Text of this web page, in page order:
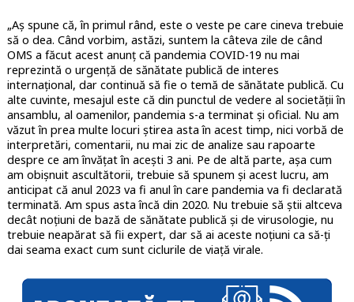
„Aș spune că, în primul rând, este o veste pe care cineva trebuie
să o dea. Când vorbim, astăzi, suntem la câteva zile de când
OMS a făcut acest anunț că pandemia COVID-19 nu mai
reprezintă o urgență de sănătate publică de interes
internațional, dar continuă să fie o temă de sănătate publică. Cu
alte cuvinte, mesajul este că din punctul de vedere al societății în
ansamblu, al oamenilor, pandemia s-a terminat și oficial. Nu am
văzut în prea multe locuri știrea asta în acest timp, nici vorbă de
interpretări, comentarii, nu mai zic de analize sau rapoarte
despre ce am învățat în acești 3 ani. Pe de altă parte, așa cum
am obișnuit ascultătorii, trebuie să spunem și acest lucru, am
anticipat că anul 2023 va fi anul în care pandemia va fi declarată
terminată. Am spus asta încă din 2020. Nu trebuie să știi altceva
decât noțiuni de bază de sănătate publică și de virusologie, nu
trebuie neapărat să fii expert, dar să ai aceste noțiuni ca să-ți
dai seama exact cum sunt ciclurile de viață virale.